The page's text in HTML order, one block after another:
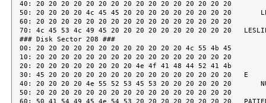
40: 20 20 20 20 20 20 20 20 20 20 20 20 20 20 20 20
50: 20 20 20 20 4c 45 45 20 20 20 20 20 20 20 20 20
60: 20 20 20 20 20 20 20 20 20 20 20 20 20 20 20 20
70: 4c 45 53 4c 49 45 20 20 20 20 20 20 20 20 20 20
### Disk Sector 208 ###
00: 20 20 20 20 20 20 20 20 20 20 20 20 4c 55 4b 45
10: 20 20 20 20 20 20 20 20 20 20 20 20 20 20 20 20
20: 20 20 20 20 20 20 20 20 4e 4f 41 48 44 52 41 4b
30: 45 20 20 20 20 20 20 20 20 20 20 20 20 20 20 20   E
40: 20 20 20 20 4e 55 52 53 45 53 20 20 20 20 20 20
50: 20 20 20 20 20 20 20 20 20 20 20 20 20 20 20 20
60: 50 41 54 49 45 4e 54 53 20 20 20 20 20 20 20 20